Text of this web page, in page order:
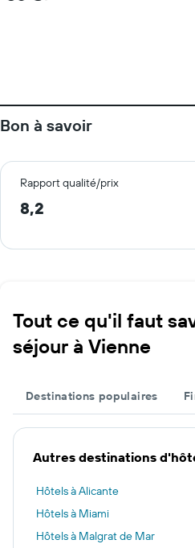
Bon à savoir
Rapport qualité/prix
8,2
Tout ce qu'il faut
séjour à Vienne
Destinations populaires
Autres destinations
Hôtels à Alicante
Hôtels à Miami
Hôtels à Malgrat de Mar